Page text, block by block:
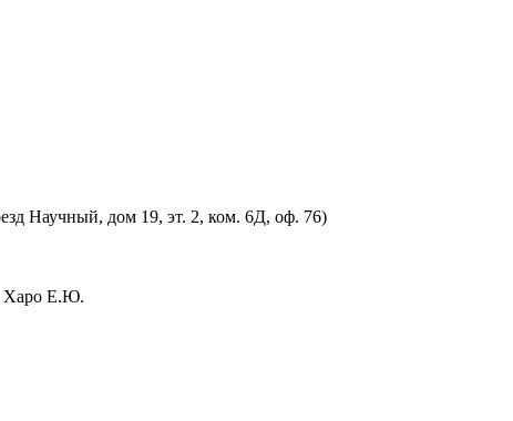
Научный, дом 19, эт. 2, ком. 6Д, оф. 76)
Харо Е.Ю.